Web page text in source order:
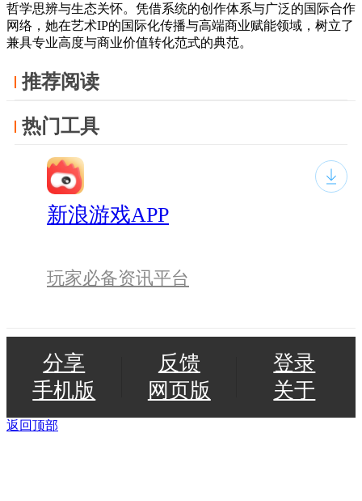
哲学思辨与生态关怀。凭借系统的创作体系与广泛的国际合作
网络，她在艺术IP的国际化传播与高端商业赋能领域，树立了
兼具专业高度与商业价值转化范式的典范。
推荐阅读
热门工具
新浪游戏APP
玩家必备资讯平台
分享
手机版
反馈
网页版
登录
关于
返回顶部